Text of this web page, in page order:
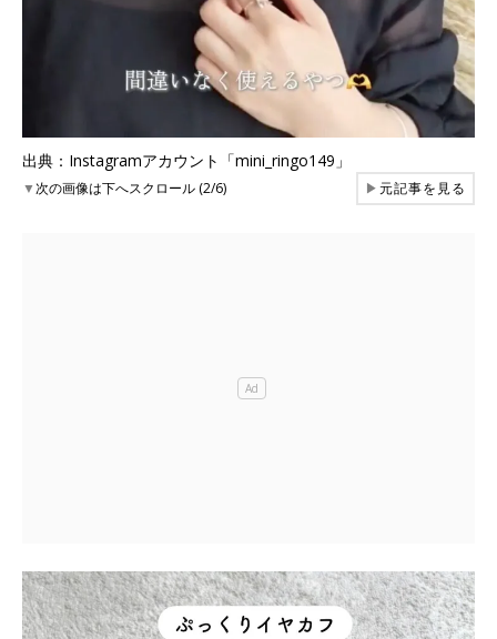
出典：Instagramアカウント「mini_ringo149」
▼次の画像は下へスクロール (2/6) ▶元記事を見る